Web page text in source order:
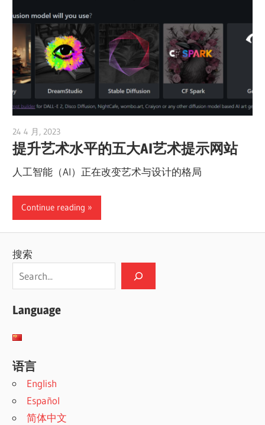
24 4 月, 2023
提升艺术水平的五大AI艺术提示网站
人工智能（AI）正在改变艺术与设计的格局
Continue reading
搜索
Language
语言
English
Español
简体中文